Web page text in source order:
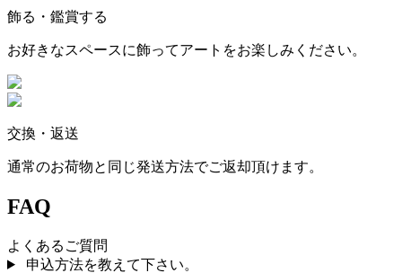
飾る・鑑賞する
お好きなスペースに飾ってアートをお楽しみください。
交換・返送
通常のお荷物と同じ発送方法でご返却頂けます。
FAQ
よくあるご質問
申込方法を教えて下さい。